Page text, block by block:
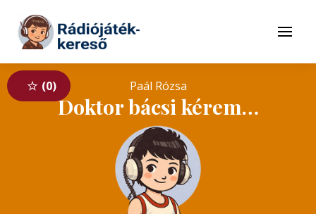
Tovább a tartalomhoz
Menü
0 Paál Rózsa
Doktor bácsi kérem…